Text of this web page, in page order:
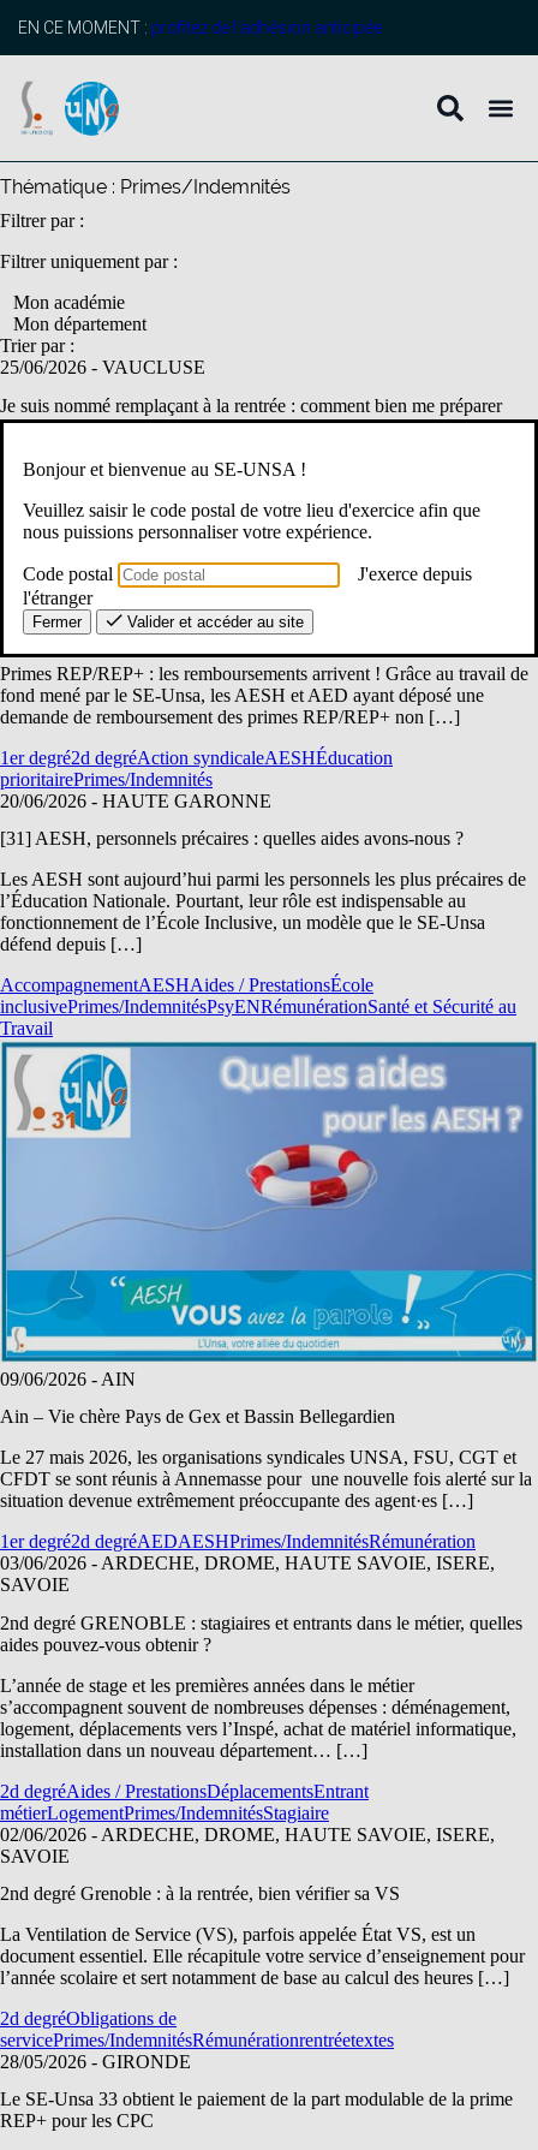
principal
EN CE MOMENT : profitez de l’adhésion anticipée
Thématique : Primes/Indemnités
Filtrer par :
Filtrer uniquement par :
Mon académie
Mon département
Trier par :
25/06/2026 - VAUCLUSE
Je suis nommé remplaçant à la rentrée : comment bien me préparer
avec le SE UNSA.
Le 12 Juin dernier vous avez pu connaître votre affectation pour la
mais qu’est-ce que ça signifie ? Comment s’y […]
20/06/2026 - ARDENNES
Primes REP/REP+ rétroactives AESH & AED : les remboursements
commencent !
Primes REP/REP+ : les remboursements arrivent ! Grâce au travail de
fond mené par le SE-Unsa, les AESH et AED ayant déposé une
demande de remboursement des primes REP/REP+ non […]
1er degré2d degréAction syndicaleAESHÉducation
prioritairePrimes/Indemnités
20/06/2026 - HAUTE GARONNE
[31] AESH, personnels précaires : quelles aides avons-nous ?
Les AESH sont aujourd’hui parmi les personnels les plus précaires de
l’Éducation Nationale. Pourtant, leur rôle est indispensable au
fonctionnement de l’École Inclusive, un modèle que le SE-Unsa
défend depuis […]
AccompagnementAESHAides / PrestationsÉcole
inclusivePrimes/IndemnitésPsyENRémunérationSanté et Sécurité au
Travail
09/06/2026 - AIN
Ain – Vie chère Pays de Gex et Bassin Bellegardien
Le 27 mais 2026, les organisations syndicales UNSA, FSU, CGT et
CFDT se sont réunis à Annemasse pour une nouvelle fois alerté sur la
situation devenue extrêmement préoccupante des agent·es […]
1er degré2d degréAEDAESHPrimes/IndemnitésRémunération
03/06/2026 - ARDECHE, DROME, HAUTE SAVOIE, ISERE,
SAVOIE
2nd degré GRENOBLE : stagiaires et entrants dans le métier, quelles
aides pouvez-vous obtenir ?
L’année de stage et les premières années dans le métier
s’accompagnent souvent de nombreuses dépenses : déménagement,
logement, déplacements vers l’Inspé, achat de matériel informatique,
installation dans un nouveau département… […]
2d degréAides / PrestationsDéplacementsEntrant
métierLogementPrimes/IndemnitésStagiaire
02/06/2026 - ARDECHE, DROME, HAUTE SAVOIE, ISERE,
SAVOIE
2nd degré Grenoble : à la rentrée, bien vérifier sa VS
La Ventilation de Service (VS), parfois appelée État VS, est un
document essentiel. Elle récapitule votre service d’enseignement pour
l’année scolaire et sert notamment de base au calcul des heures […]
2d degréObligations de
servicePrimes/IndemnitésRémunérationrentréetextes
28/05/2026 - GIRONDE
Le SE-Unsa 33 obtient le paiement de la part modulable de la prime
REP+ pour les CPC
Bonjour et bienvenue au SE-UNSA !
Veuillez saisir le code postal de votre lieu d'exercice afin que
nous puissions personnaliser votre expérience.
Code postal
J'exerce depuis
l'étranger
Fermer Valider et accéder au site